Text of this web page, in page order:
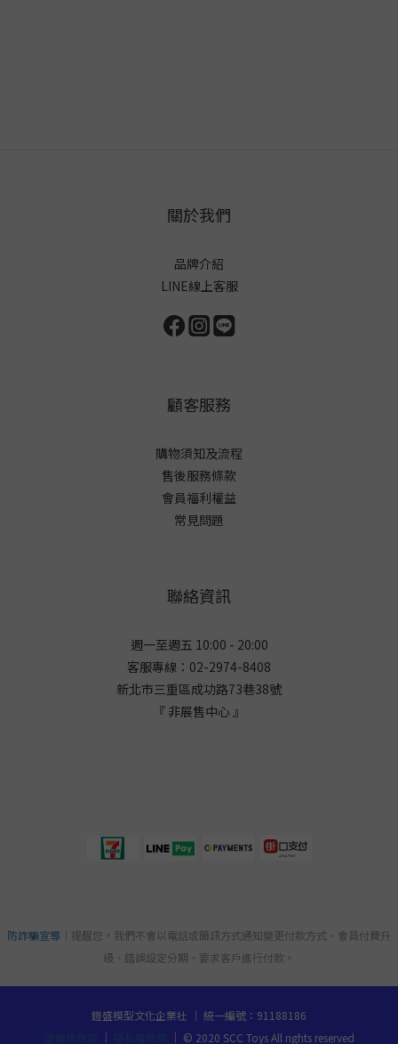
關於我們
品牌介紹
LINE線上客服
顧客服務
購物須知及流程
售後服務條款
會員福利權益
常見問題
聯絡資訊
週一至週五 10:00 - 20:00
客服專線：02-2974-8408
新北市三重區成功路73巷38號
『 非展售中心 』
防詐騙宣導 ｜提醒您，我們不會以電話或簡訊方式通知變更付款方式、會員付費升
級、錯誤設定分期、要求客戶進行付款。
鎧盛模型文化企業社 ｜ 統一編號：91188186
｜ ｜ © 2020 SCC Toys All rights reserved